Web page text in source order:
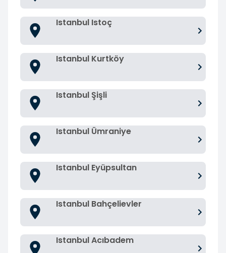
Istanbul Istoç
Istanbul Kurtköy
Istanbul Şişli
Istanbul Ümraniye
Istanbul Eyüpsultan
Istanbul Bahçelievler
Istanbul Acıbadem